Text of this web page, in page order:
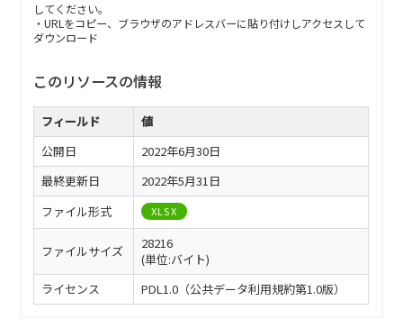
してください。
・URLをコピー、ブラウザのアドレスバーに貼り付けしアクセスして
ダウンロード
このリソースの情報
フィールド
値
公開日
2022年6月30日
最終更新日
2022年5月31日
ファイル形式
XLSX
ファイルサイズ
28216
(単位:バイト)
ライセンス
PDL1.0（公共データ利用規約第1.0版）